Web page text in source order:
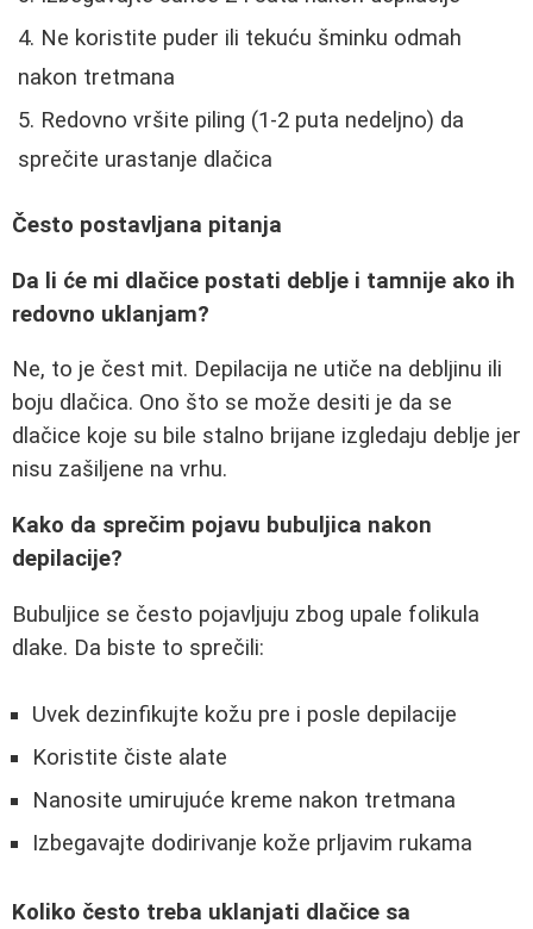
Ne koristite puder ili tekuću šminku odmah
nakon tretmana
Redovno vršite piling (1-2 puta nedeljno) da
sprečite urastanje dlačica
Često postavljana pitanja
Da li će mi dlačice postati deblje i tamnije ako ih
redovno uklanjam?
Ne, to je čest mit. Depilacija ne utiče na debljinu ili
boju dlačica. Ono što se može desiti je da se
dlačice koje su bile stalno brijane izgledaju deblje jer
nisu zašiljene na vrhu.
Kako da sprečim pojavu bubuljica nakon
depilacije?
Bubuljice se često pojavljuju zbog upale folikula
dlake. Da biste to sprečili:
Uvek dezinfikujte kožu pre i posle depilacije
Koristite čiste alate
Nanosite umirujuće kreme nakon tretmana
Izbegavajte dodirivanje kože prljavim rukama
Koliko često treba uklanjati dlačice sa